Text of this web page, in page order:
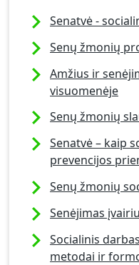
Senatvė -
Senų žmonių
Amžius ir
visuomenėje
Senų žmonių
Senatvė – kaip
prevencijos
Senų žmonių
Senėjimas
Socialinis
metodai ir